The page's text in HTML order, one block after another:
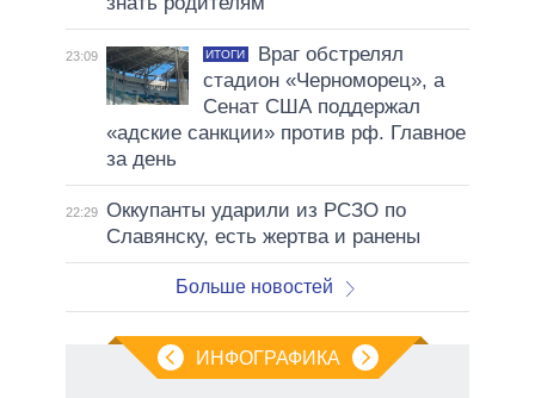
23:09 ИТОГИ
Враг обстрелял
стадион «Черноморец», а
Сенат США поддержал
«адские санкции» против рф. Главное
за день
22:29 Оккупанты ударили из РСЗО по
Славянску, есть жертва и ранены
Больше новостей
ИНФОГРАФИКА